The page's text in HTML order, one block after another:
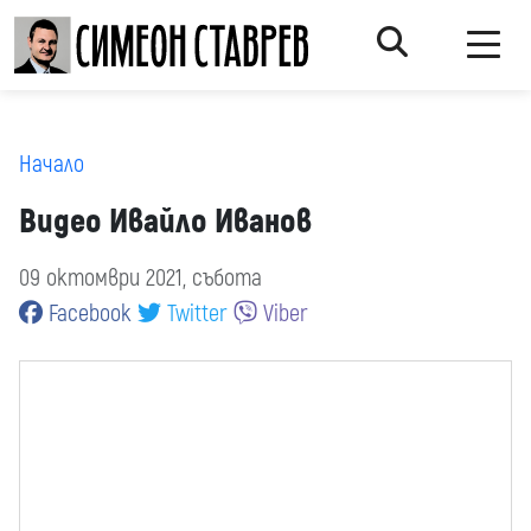
Начало
Видео Ивайло Иванов
09 октомври 2021, събота
Facebook
Twitter Viber